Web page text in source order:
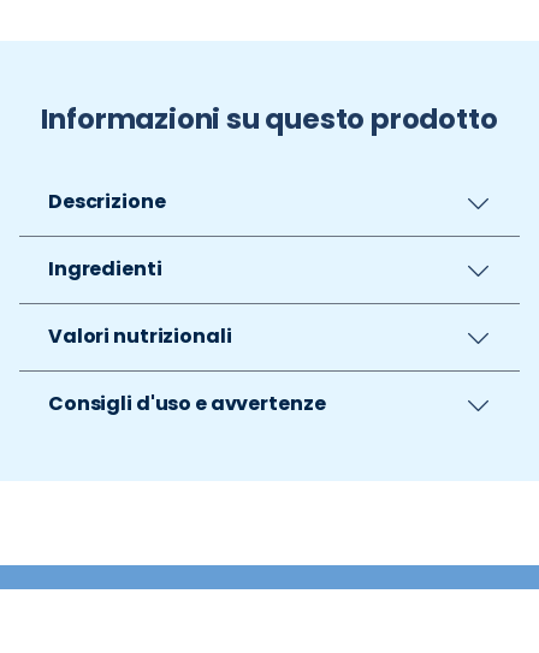
Informazioni su questo prodotto
Descrizione
Ingredienti
Valori nutrizionali
Consigli d'uso e avvertenze